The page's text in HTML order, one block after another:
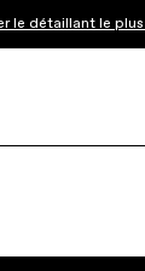
le détaillant le